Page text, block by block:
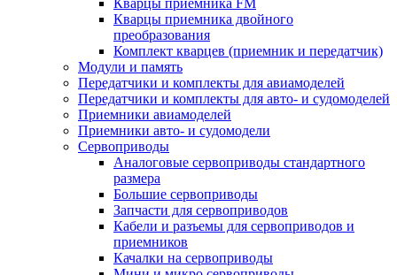
Кварцы приемника FM
Кварцы приемника двойного
преобразования
Комплект кварцев (приемник и передатчик)
Модули и память
Передатчики и комплекты для авиамоделей
Передатчики и комплекты для авто- и судомоделей
Приемники авиамоделей
Приемники авто- и судомодели
Сервоприводы
Аналоговые сервоприводы стандартного
размера
Большие сервоприводы
Запчасти для сервоприводов
Кабели и разъемы для сервоприводов и
приемников
Качалки на сервоприводы